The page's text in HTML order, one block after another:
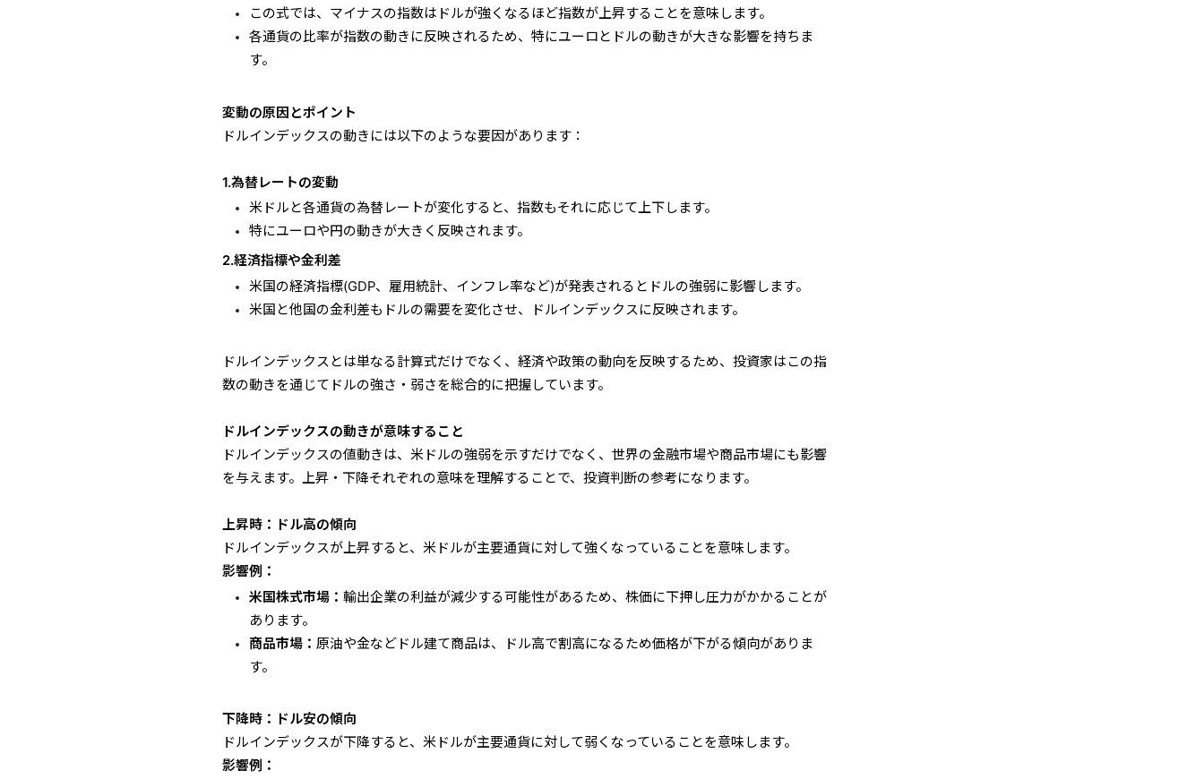
この式では、マイナスの指数はドルが強くなるほど指数が上昇することを意味します。
各通貨の比率が指数の動きに反映されるため、特にユーロとドルの動きが大きな影響を持ちま
す。
変動の原因とポイント
ドルインデックスの動きには以下のような要因があります：
1.為替レートの変動
米ドルと各通貨の為替レートが変化すると、指数もそれに応じて上下します。
特にユーロや円の動きが大きく反映されます。
2.経済指標や金利差
米国の経済指標(GDP、雇用統計、インフレ率など)が発表されるとドルの強弱に影響します。
米国と他国の金利差もドルの需要を変化させ、ドルインデックスに反映されます。
ドルインデックスとは単なる計算式だけでなく、経済や政策の動向を反映するため、投資家はこの指
数の動きを通じてドルの強さ・弱さを総合的に把握しています。
ドルインデックスの動きが意味すること
ドルインデックスの値動きは、米ドルの強弱を示すだけでなく、世界の金融市場や商品市場にも影響
を与えます。上昇・下降それぞれの意味を理解することで、投資判断の参考になります。
上昇時：ドル高の傾向
ドルインデックスが上昇すると、米ドルが主要通貨に対して強くなっていることを意味します。
影響例：
米国株式市場：輸出企業の利益が減少する可能性があるため、株価に下押し圧力がかかることが
あります。
商品市場：原油や金などドル建て商品は、ドル高で割高になるため価格が下がる傾向がありま
す。
下降時：ドル安の傾向
ドルインデックスが下降すると、米ドルが主要通貨に対して弱くなっていることを意味します。
影響例：